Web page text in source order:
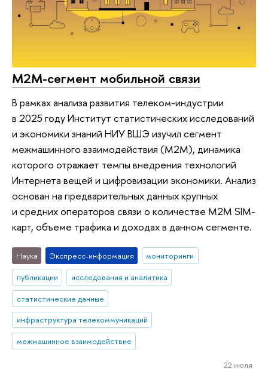
M2M-сегмент мобильной связи
В рамках анализа развития телеком-индустрии
в 2025 году Институт статистических исследований
и экономики знаний НИУ ВШЭ изучил сегмент
межмашинного взаимодействия (M2M), динамика
которого отражает темпы внедрения технологий
Интернета вещей и цифровизации экономики. Анализ
основан на предварительных данных крупных
и средних операторов связи о количестве M2M SIM-
карт, объеме трафика и доходах в данном сегменте.
Наука Экспресс-информация
мониторинги
публикации
исследования и аналитика
статистические данные
инфраструктура телекоммуникаций
межмашинное взаимодействие
22 июля